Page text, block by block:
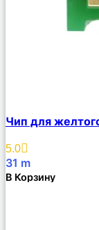
Описание
Избранное
Чип для
5.0
31 m
В Корзину